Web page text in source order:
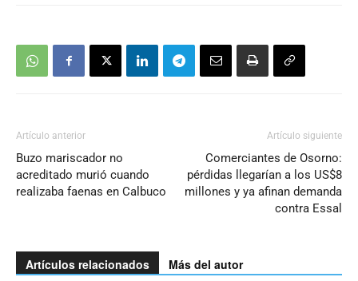
Artículo anterior
Buzo mariscador no
acreditado murió cuando
realizaba faenas en Calbuco
Artículo siguiente
Comerciantes de Osorno:
pérdidas llegarían a los US$8
millones y ya afinan demanda
contra Essal
Artículos relacionados Más del autor